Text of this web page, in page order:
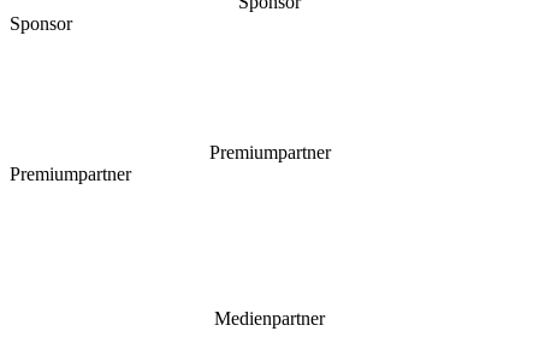
Sponsor
Premiumpartner
Premiumpartner
Medienpartner